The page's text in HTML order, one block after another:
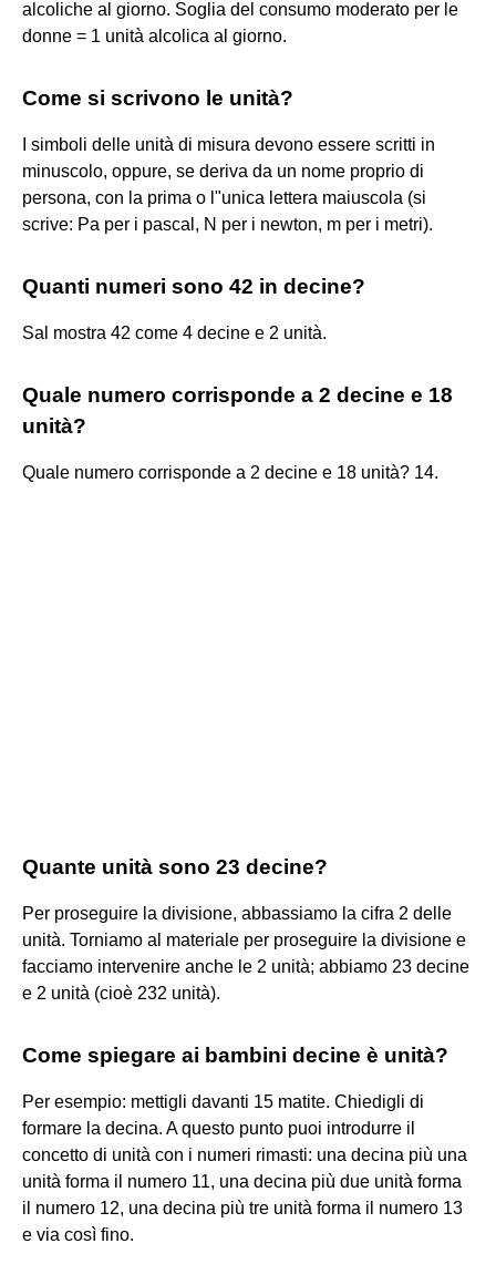
alcoliche al giorno. Soglia del consumo moderato per le
donne = 1 unità alcolica al giorno.
Come si scrivono le unità?
I simboli delle unità di misura devono essere scritti in
minuscolo, oppure, se deriva da un nome proprio di
persona, con la prima o l"unica lettera maiuscola (si
scrive: Pa per i pascal, N per i newton, m per i metri).
Quanti numeri sono 42 in decine?
Sal mostra 42 come 4 decine e 2 unità.
Quale numero corrisponde a 2 decine e 18
unità?
Quale numero corrisponde a 2 decine e 18 unità? 14.
Quante unità sono 23 decine?
Per proseguire la divisione, abbassiamo la cifra 2 delle
unità. Torniamo al materiale per proseguire la divisione e
facciamo intervenire anche le 2 unità; abbiamo 23 decine
e 2 unità (cioè 232 unità).
Come spiegare ai bambini decine è unità?
Per esempio: mettigli davanti 15 matite. Chiedigli di
formare la decina. A questo punto puoi introdurre il
concetto di unità con i numeri rimasti: una decina più una
unità forma il numero 11, una decina più due unità forma
il numero 12, una decina più tre unità forma il numero 13
e via così fino.